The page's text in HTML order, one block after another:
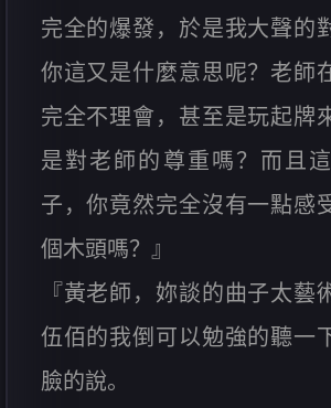
完全的爆發，於是我大聲的
你這又是什麼意思呢？老師
完全不理會，甚至是玩起牌
是對老師的尊重嗎？而且
子，你竟然完全沒有一點感
個木頭嗎？』
『黃老師，妳談的曲子太藝
伍佰的我倒可以勉強的聽一
臉的說。